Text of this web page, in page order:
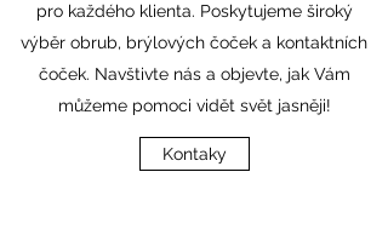
pro každého klienta. Poskytujeme široký
výběr obrub, brýlových čoček a kontaktních
čoček. Navštivte nás a objevte, jak Vám
můžeme pomoci vidět svět jasněji!
Kontaky